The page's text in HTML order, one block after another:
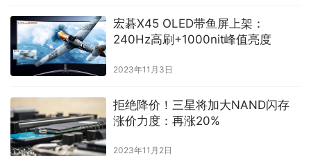
宏碁X45 OLED带鱼屏上架：
240Hz高刷+1000nit峰值亮度
2023年11月3日
拒绝降价！三星将加大NAND闪存
涨价力度：再涨20%
2023年11月2日